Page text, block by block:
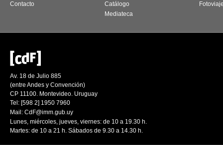
Contacto
Catálogo
Mediateca
Av. 18 de Julio 885
(entre Andes y Convención)
CP 11100. Montevideo. Uruguay
Tel: [598 2] 1950 7960
Mail: CdF@imm.gub.uy
Lunes, miércoles, jueves, viernes: de 10 a 19.30 h.
Martes: de 10 a 21 h. Sábados de 9.30 a 14.30 h.